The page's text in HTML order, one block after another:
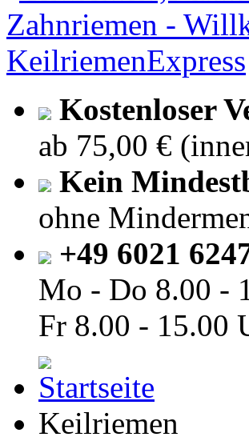
Kostenloser
ab 75,00 €
Kein
ohne
+49 6021
Mo - Do 8.00 -
Fr 8.00 - 15.00
Keilriemen